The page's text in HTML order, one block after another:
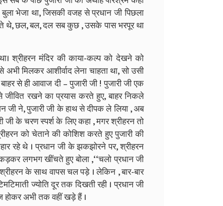
भेजा था, जिसकी वजह से प्रधान जी पिछला
थे, छल, बल, दल सब कुछ , उसके पास भरपूर था
श्रीहरन मंदिर की काया-कल्प को देखने को
मिलकर आशीर्वाद लेना चाहता था, सो उसी
से ही आवाज दी – पुजारी जी ! पुजारी जी एक
रखने का प्रयास करते हुए, बाहर निकले
जी ने, पुजारी जी के हाथ से दीपक ले लिया , अब
जी के चरण स्पर्श के लिए कहा , मगर श्रीहरन तो
को चेताने की कोशिश करते हुए पुजारी की
रहे थे । प्रधान जी के झकझोरने पर, श्रीहरन
लगभग खींचते हुए बोला ,‘‘चलो प्रधान जी
के साथ वापस चल पड़े । लेकिन , बार-बार
ज्योति दूर तक दिखती रही । प्रधान जी
होकर अभी तक वहीं खड़े हैं ।